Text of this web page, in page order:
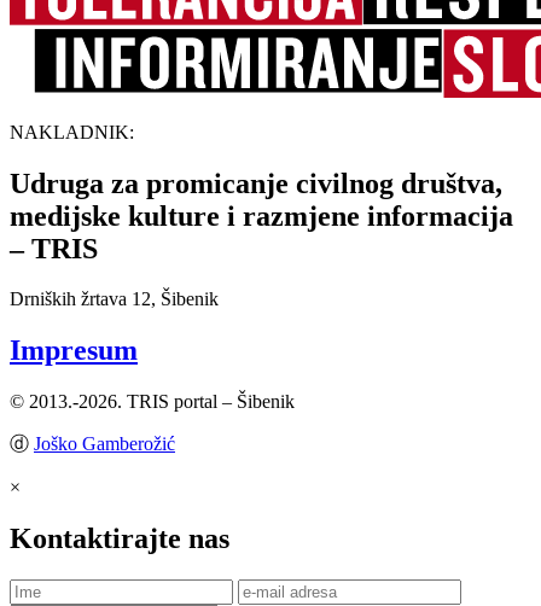
NAKLADNIK:
Udruga za promicanje civilnog društva,
medijske kulture i razmjene informacija
– TRIS
Drniških žrtava 12, Šibenik
Impresum
© 2013.-2026. TRIS portal – Šibenik
ⓓ Joško Gamberožić
×
Kontaktirajte nas